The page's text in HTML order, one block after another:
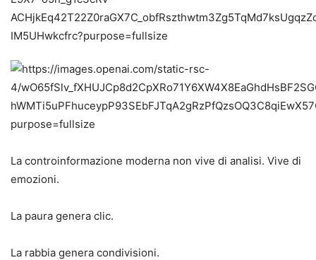
La controinformazione moderna non vive di analisi. Vive di
emozioni.
La paura genera clic.
La rabbia genera condivisioni.